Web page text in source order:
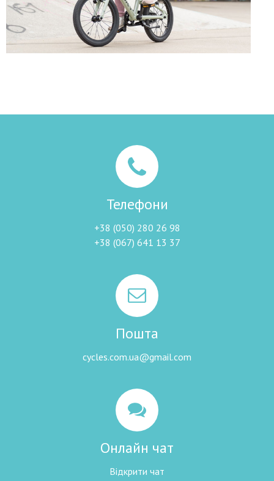
Телефони
+38 (050) 280 26 98
+38 (067) 641 13 37
Пошта
cycles.com.ua@gmail.com
Онлайн чат
Відкрити чат